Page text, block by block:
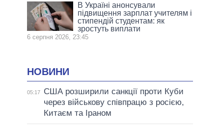
В Україні анонсували
підвищення зарплат учителям і
стипендій студентам: як
зростуть виплати
6 серпня 2026, 23:45
НОВИНИ
05:17
США розширили санкції проти Куби
через військову співпрацю з росією,
Китаєм та Іраном